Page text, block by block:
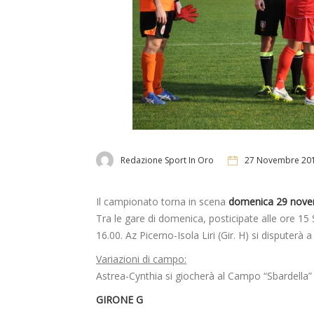
Redazione Sport In Oro 27 Novembre
Il campionato torna in scena domenica 29
Tra le gare di domenica, posticipate alle ore 15
16.00. Az Picerno-Isola Liri (Gir. H) si
Variazioni di campo:
Astrea-Cynthia si giocherà al Campo
GIRONE G